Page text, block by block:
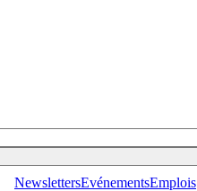
NewslettersEvénementsEmplois